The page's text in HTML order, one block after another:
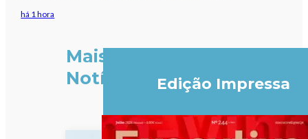
há 1 hora
Mais
Notícias
Edição Impressa